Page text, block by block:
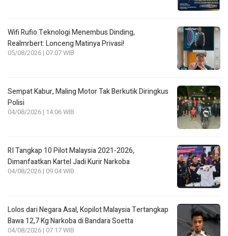
Wifi Rufio Teknologi Menembus Dinding,
Realmrbert: Lonceng Matinya Privasi!
05/08/2026 | 07:07 WIB
Sempat Kabur, Maling Motor Tak Berkutik Diringkus
Polisi
04/08/2026 | 14:06 WIB
RI Tangkap 10 Pilot Malaysia 2021-2026,
Dimanfaatkan Kartel Jadi Kurir Narkoba
04/08/2026 | 09:04 WIB
Lolos dari Negara Asal, Kopilot Malaysia Tertangkap
Bawa 12,7 Kg Narkoba di Bandara Soetta
04/08/2026 | 07:17 WIB